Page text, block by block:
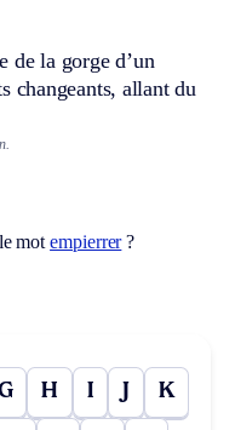
de la gorge d’un
changeants, allant du
motempierrer?
H I J K